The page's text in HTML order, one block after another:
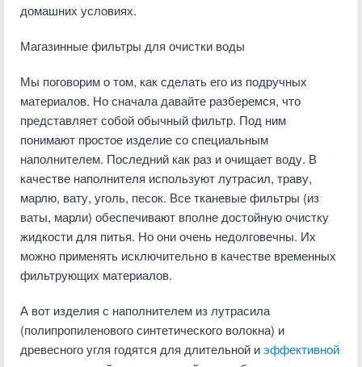
домашних условиях.
Магазинные фильтры для очистки воды
Мы поговорим о том, как сделать его из подручных
материалов. Но сначала давайте разберемся, что
представляет собой обычный фильтр. Под ним
понимают простое изделие со специальным
наполнителем. Последний как раз и очищает воду. В
качестве наполнителя используют лутрасил, траву,
марлю, вату, уголь, песок. Все тканевые фильтры (из
ваты, марли) обеспечивают вполне достойную очистку
жидкости для питья. Но они очень недолговечны. Их
можно применять исключительно в качестве временных
фильтрующих материалов.
А вот изделия с наполнителем из лутрасила
(полипропиленового синтетического волокна) и
древесного угля годятся для длительной иэффективной